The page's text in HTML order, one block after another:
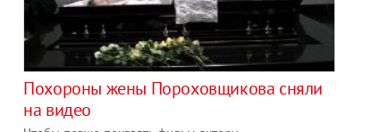
Похороны жены Пороховщикова сняли
на видео